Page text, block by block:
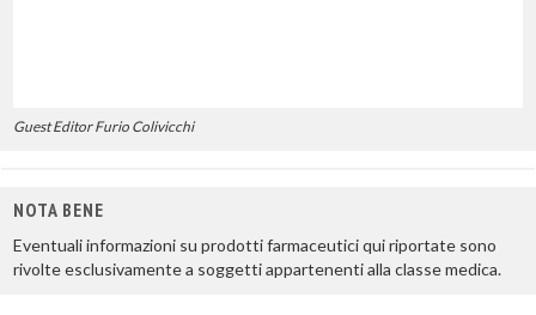
Guest Editor Furio Colivicchi
NOTA BENE
Eventuali informazioni su prodotti farmaceutici qui riportate sono
rivolte esclusivamente a soggetti appartenenti alla classe medica.